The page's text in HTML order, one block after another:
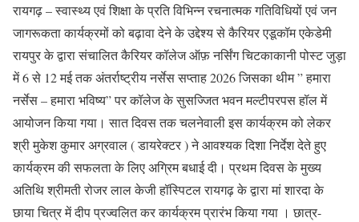
रायगढ़ – स्वास्थ्य एवं शिक्षा के प्रति विभिन्न रचनात्मक गतिविधियों एवं जन
जागरूकता कार्यक्रमों को बढ़ावा देने के उद्देश्य से कैरियर एडूकॉम एकेडेमी
रायपुर के द्वारा संचालित कैरियर कॉलेज ऑफ़ नर्सिंग चिटकाकानी पोस्ट जुड़ा
में 6 से 12 मई तक अंतर्राष्ट्रीय नर्सेस सप्ताह 2026 जिसका थीम ” हमारा
नर्सेस – हमारा भविष्य” पर कॉलेज के सुसज्जित भवन मल्टीपरपस हॉल में
आयोजन किया गया। सात दिवस तक चलनेवाली इस कार्यक्रम को लेकर
श्री मुकेश कुमार अग्रवाल ( डायरेक्टर ) ने आवश्यक दिशा निर्देश देते हुए
कार्यक्रम की सफलता के लिए अग्रिम बधाई दी। प्रथम दिवस के मुख्य
अतिथि श्रीमती रोजर लाल केजी हॉस्पिटल रायगढ़ के द्वारा मां शारदा के
छाया चित्र में दीप प्रज्वलित कर कार्यक्रम प्रारंभ किया गया । छात्र-